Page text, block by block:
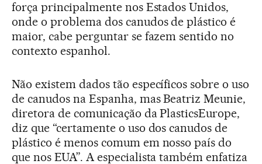
força principalmente nos Estados Unidos,
onde o problema dos canudos de plástico é
maior, cabe perguntar se fazem sentido no
contexto espanhol.
Não existem dados tão específicos sobre o uso
de canudos na Espanha, mas Beatriz Meunie,
diretora de comunicação da PlasticsEurope,
diz que “certamente o uso dos canudos de
plástico é menos comum em nosso país do
que nos EUA”. A especialista também enfatiza